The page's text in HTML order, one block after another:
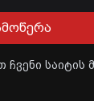
საიტის